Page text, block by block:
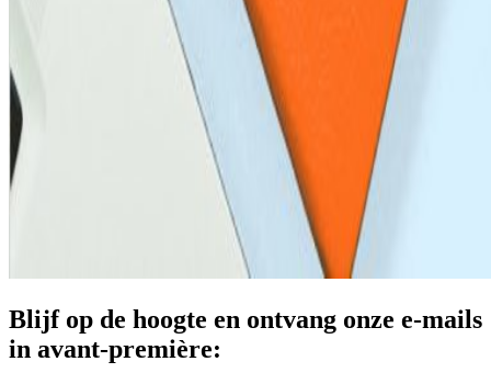
Blijf op de hoogte en ontvang onze e-mails
in avant-première: